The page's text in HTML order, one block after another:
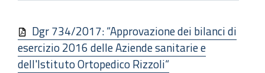
Dgr 734/2017: “Approvazione dei bilanci di
esercizio 2016 delle Aziende sanitarie e
dell'Istituto Ortopedico Rizzoli“